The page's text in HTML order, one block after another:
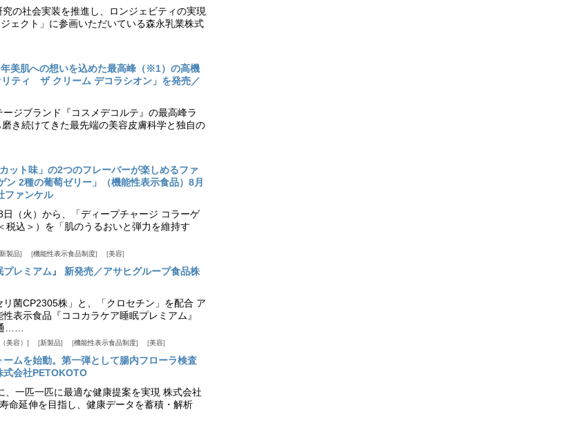
の社会実装を推進し、ロンジェビティの実現
ェクト」に参画いただいている森永乳業株式
美肌への想いを込めた最高峰（※1）の高機
ティ ザ クリーム デコラシオン」を発売／
ジブランド『コスメデコルテ』の最高峰ラ
き続けてきた最先端の美容皮膚科学と独自の
ット味」の2つのフレーバーが楽しめるファ
ン 2種の葡萄ゼリー」（機能性表示食品）8月
ファンケル
（火）から、「ディープチャージ コラーゲ
込＞）を「肌のうるおいと弾力を維持す
新製品 機能性表示食品制度 美容
レミアム』 新発売／アサヒグループ食品株
菌CP2305株」と、「クロセチン」を配合 ア
表示食品『ココカラケア睡眠プレミアム』
……
美容） 新製品 機能性表示食品制度 美容
ムを始動。第一弾として腸内フローラ検査
式会社PETOKOTO
一匹一匹に最適な健康提案を実現 株式会社
命延伸を目指し、健康データを蓄積・解析